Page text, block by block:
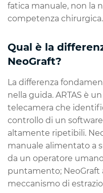
fatica manuale, non la
competenza chirurgica.
Qual è la
NeoGraft?
La differenza
nella guida. ARTAS è
telecamera che
controllo di un
altamente ripetibili.
manuale alimentato a
da un operatore
puntamento; NeoGraft
meccanismo di